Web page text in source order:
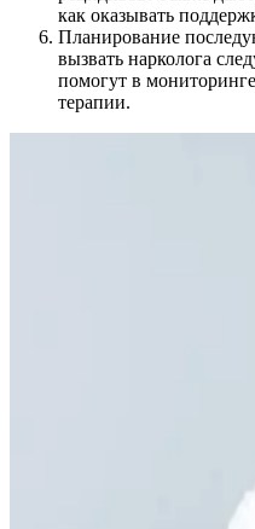
как оказывать
Планирование
вызвать нарколога
помогут в
терапии.